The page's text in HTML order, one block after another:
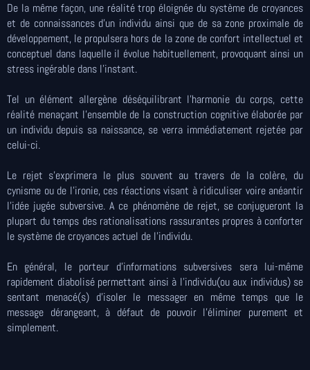
De la même façon, une réalité trop éloignée du système de croyances
et de connaissances d'un individu ainsi que de sa zone proximale de
développement, le propulsera hors de la zone de confort intellectuel et
conceptuel dans laquelle il évolue habituellement, provoquant ainsi un
stress ingérable dans l'instant.
Tel un élément allergène déséquilibrant l'harmonie du corps, cette
réalité menaçant l'ensemble de la construction cognitive élaborée par
un individu depuis sa naissance, se verra immédiatement rejetée par
celui-ci.
Le rejet s'exprimera le plus souvent au travers de la colère, du
cynisme ou de l'ironie, ces réactions visant à ridiculiser voire anéantir
l'idée jugée subversive. A ce phénomène de rejet, se conjugueront la
plupart du temps des rationalisations rassurantes propres à conforter
le système de croyances actuel de l'individu.
En général, le porteur d'informations subversives sera lui-même
rapidement diabolisé permettant ainsi à l'individu(ou aux individus) se
sentant menacé(s) d'isoler le messager en même temps que le
message dérangeant, à défaut de pouvoir l'éliminer purement et
simplement.